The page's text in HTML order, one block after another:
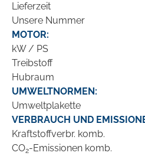
Lieferzeit
Unsere Nummer
MOTOR:
kW / PS
Treibstoff
Hubraum
UMWELTNORMEN:
Umweltplakette
VERBRAUCH UND
Kraftstoffverbr. komb.
CO2-Emissionen komb.